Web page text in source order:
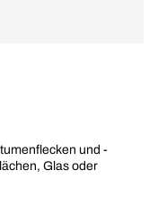
und -
Glas oder